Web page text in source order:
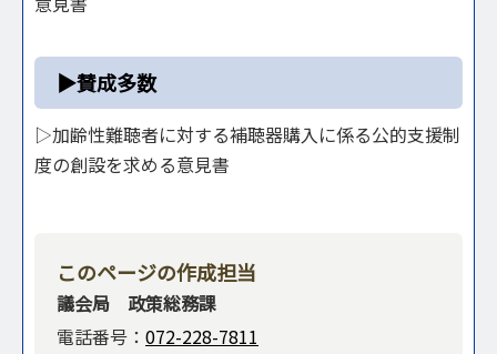
▶賛成多数
▷加齢性難聴者に対する補聴器購入に係る公的支援制
度の創設を求める意見書
このページの作成担当
議会局 政策総務課
電話番号： 072-228-7811